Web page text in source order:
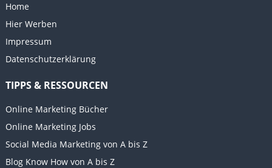
Home
Hier Werben
Impressum
Datenschutzerklärung
TIPPS & RESSOURCEN
Online Marketing Bücher
Online Marketing Jobs
Social Media Marketing von A bis Z
Blog Know How von A bis Z